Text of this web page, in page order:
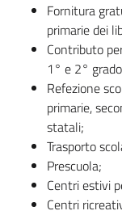
Fornitura
primarie dei
Contributo
1° e 2°
Refezione
primarie,
statali;
Trasporto
Prescuola;
Centri estivi
Centri